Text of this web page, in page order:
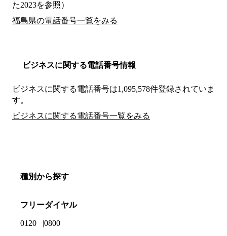
た2023を参照）
福島県の電話番号一覧をみる
ビジネスに関する電話番号情報
ビジネスに関する電話番号は1,095,578件登録されていま
す。
ビジネスに関する電話番号一覧をみる
種別から探す
フリーダイヤル
0120 0800